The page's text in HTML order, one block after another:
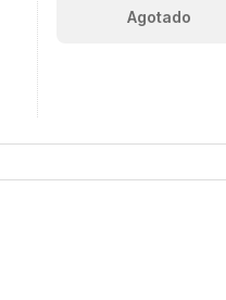
Agotado